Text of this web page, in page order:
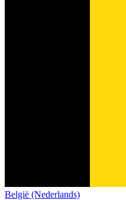
België (Nederlands)